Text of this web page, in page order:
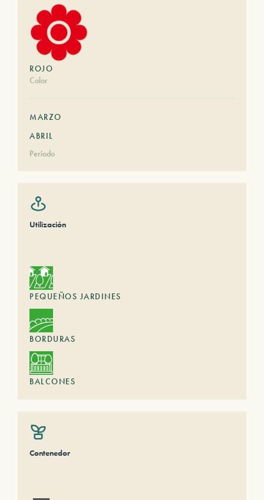
ROJO
Color
MARZO
ABRIL
Período
Utilización
PEQUEÑOS JARDINES
BORDURAS
BALCONES
Contenedor